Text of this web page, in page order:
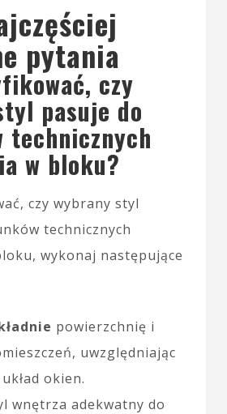
pytania
czy
pasuje do
technicznych
w bloku?
czy wybrany styl
technicznych
wykonaj następujące
powierzchnię i
uwzględniając
okien.
wnętrza adekwatny do